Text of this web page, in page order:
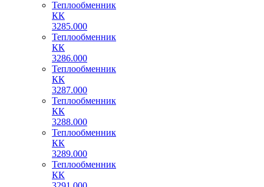
Теплообменник
КК
3285.000
Теплообменник
КК
3286.000
Теплообменник
КК
3287.000
Теплообменник
КК
3288.000
Теплообменник
КК
3289.000
Теплообменник
КК